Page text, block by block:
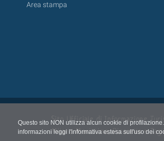
Questo sito NON utilizza alcun cookie di
informazioni leggi l'informativa estesa sull'uso dei
Area stampa
Sito Ufficiale di Informazione
Milano Marittima, Pinarella e